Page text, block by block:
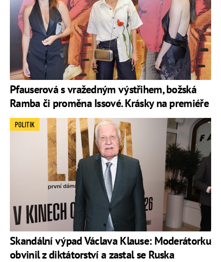
Pfauserová s vražedným výstřihem, božská
Ramba či proměna Issové. Krásky na premiéře
Skandální výpad Václava Klause: Moderátorku
obvinil z diktátorství a zastal se Ruska
POLITIK